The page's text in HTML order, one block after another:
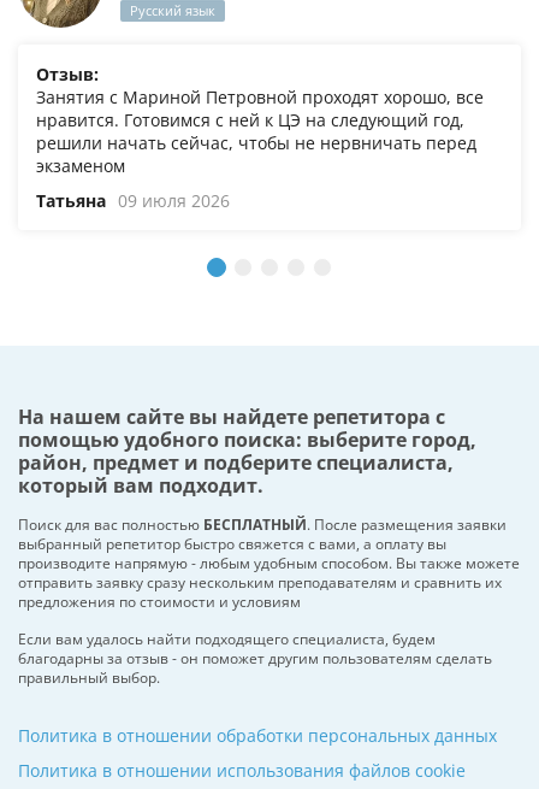
Русский язык
Отзыв:
Занятия с Мариной Петровной проходят хорошо, все
нравится. Готовимся с ней к ЦЭ на следующий год,
решили начать сейчас, чтобы не нервничать перед
экзаменом
Татьяна 09 июля 2026
На нашем сайте вы найдете репетитора с
помощью удобного поиска: выберите город,
район, предмет и подберите специалиста,
который вам подходит.
Поиск для вас полностью БЕСПЛАТНЫЙ. После размещения заявки
выбранный репетитор быстро свяжется с вами, а оплату вы
производите напрямую - любым удобным способом. Вы также можете
отправить заявку сразу нескольким преподавателям и сравнить их
предложения по стоимости и условиям
Если вам удалось найти подходящего специалиста, будем
благодарны за отзыв - он поможет другим пользователям сделать
правильный выбор.
Политика в отношении обработки персональных данных
Политика в отношении использования файлов cookie